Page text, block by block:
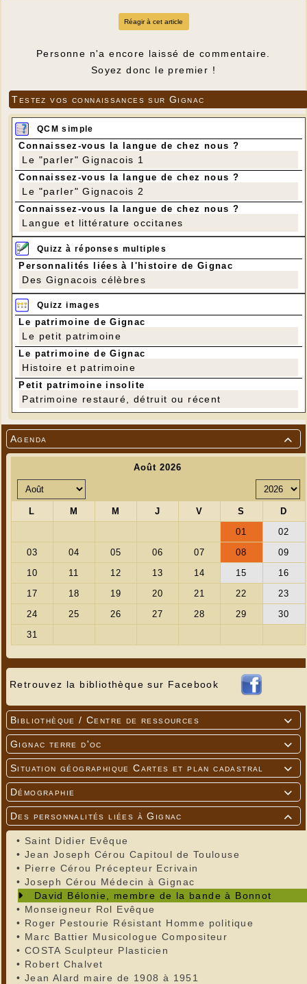

Agenda
Retrouvez la bibliothèque sur Facebook

Bibliothèque / Centre de ressources

Gignac terre d'oc

Situation géographique Cartes et plan cadastral

Démographie

Des personnalités liées à Gignac
• Saint Didier Evêque
• Jean Joseph Cérou Capitoul de Toulouse
• Pierre Cérou Précepteur Ecrivain
• Joseph Cérou Médecin à Gignac
David Bélonie, membre de la bande à Bonnot
• Monseigneur Rol Evêque
• Roger Pestourie Résistant Homme politique
• Marc Battier Musicologue Compositeur
• COSTA Sculpteur Plasticien
• Robert Chalvet
• Jean Alard maire de 1908 à 1951
Réagir à cet article
Personne n'a encore laissé de commentaire.
Soyez donc le premier !
Testez vos connaissances sur Gignac
QCM simple
Connaissez-vous la langue de chez nous ?
Le "parler" Gignacois 1
Connaissez-vous la langue de chez nous ?
Le "parler" Gignacois 2
Connaissez-vous la langue de chez nous ?
Langue et littérature occitanes
Quizz à réponses multiples
Personnalités liées à l'histoire de Gignac
Des Gignacois célèbres
Quizz images
Le patrimoine de Gignac
Le petit patrimoine
Le patrimoine de Gignac
Histoire et patrimoine
Petit patrimoine insolite
Patrimoine restauré, détruit ou récent